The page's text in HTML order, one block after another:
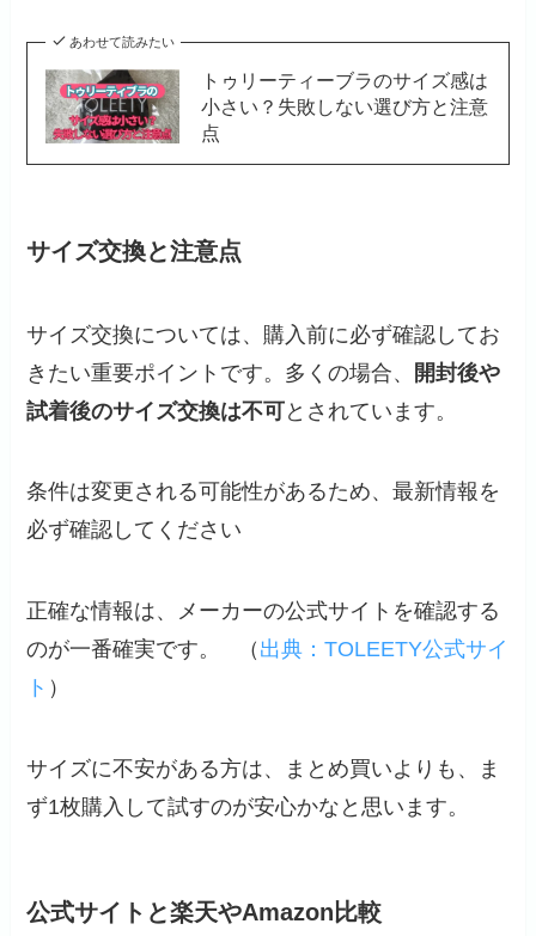
あわせて読みたい
トゥリーティーブラのサイズ感は
小さい？失敗しない選び方と注意
点
サイズ交換と注意点
サイズ交換については、購入前に必ず確認してお
きたい重要ポイントです。多くの場合、
開封後や
試着後のサイズ交換は不可とされています。
条件は変更される可能性があるため、最新情報を
必ず確認してください
正確な情報は、メーカーの公式サイトを確認する
のが一番確実です。 （ 出典：TOLEETY公式サイ
ト ）
サイズに不安がある方は、まとめ買いよりも、ま
ず1枚購入して試すのが安心かなと思います。
公式サイトと楽天やAmazon比較